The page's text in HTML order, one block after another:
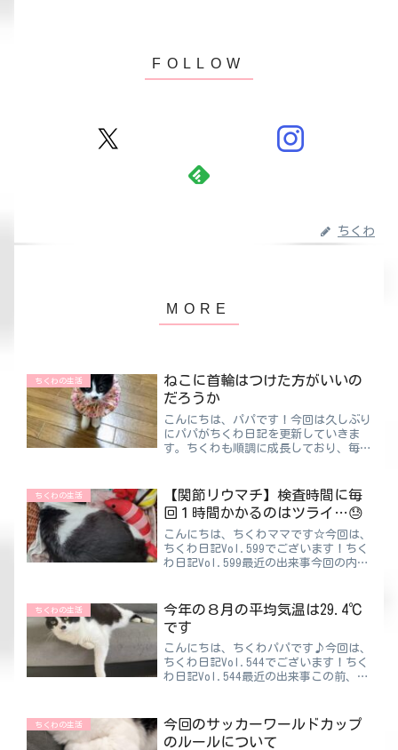
ちくわ
ちくわの生活
ねこに首輪はつけた方がいいの
だろうか
こんにちは、パパです！今回は久しぶり
にパパがちくわ日記を更新していきま
す。ちくわも順調に成長しており、毎日
プしました。そう！この写真です♪つけ
て写真を撮った後すぐ外しは...
ちくわの生活
【関節リウマチ】検査時間に毎
回１時間かかるのはツライ…😓
こんにちは、ちくわママです☆今回は、
ちくわ日記Vol.599でございます！ちく
わ日記Vol.599最近の出来事今回の内容
せんと謝っておきますね😔翌日、パパ
と一緒に病院へ...
ちくわの生活
今年の８月の平均気温は29.4℃
です
こんにちは、ちくわパパです♪今回は、
ちくわ日記Vol.544でございます！ちく
わ日記Vol.544最近の出来事この前、公
公園で、１日ではすべて回りきることは
できない規模...
ちくわの生活
今回のサッカーワールドカップ
のルールについて